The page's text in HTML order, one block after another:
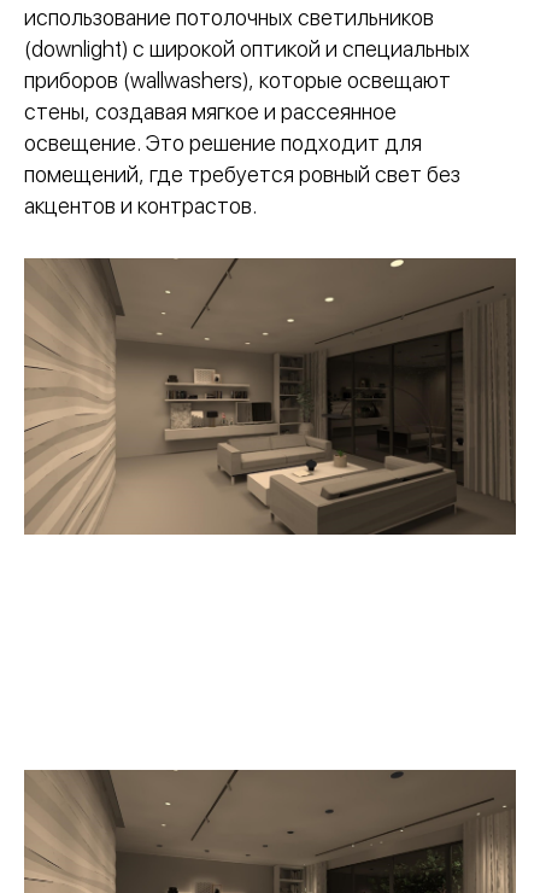
использование потолочных светильников
(downlight) с широкой оптикой и специальных
приборов (wallwashers), которые освещают
стены, создавая мягкое и рассеянное
освещение. Это решение подходит для
помещений, где требуется ровный свет без
акцентов и контрастов.